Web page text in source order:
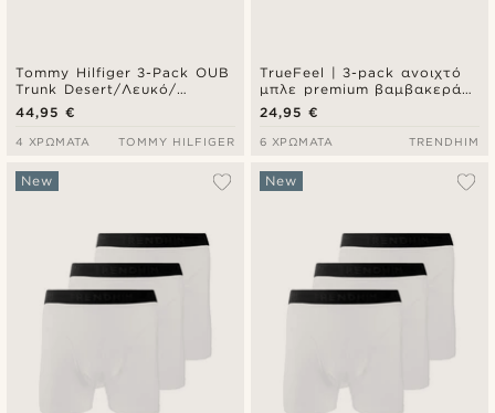
Tommy Hilfiger 3-Pack OUB
Trunk Desert/Λευκό/
Κόκκινο
44,95 €
4 ΧΡΏΜΑΤΑ TOMMY HILFIGER
TrueFeel | 3-pack ανοιχτό
μπλε premium βαμβακερά
μποξεράκια με άνετη
εφαρμογή
24,95 €
6 ΧΡΏΜΑΤΑ TRENDHIM
New New